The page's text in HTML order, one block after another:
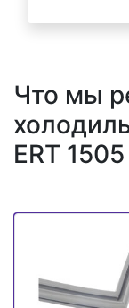
Что мы
ERT 1505